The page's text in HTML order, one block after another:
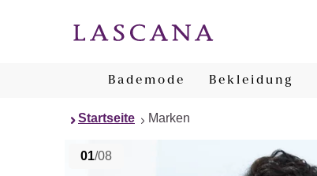
Bademode Bekleidung
Startseite Marken
01/08